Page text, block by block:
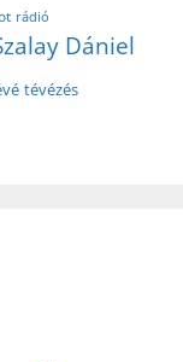
rádió
Dániel
tévézés